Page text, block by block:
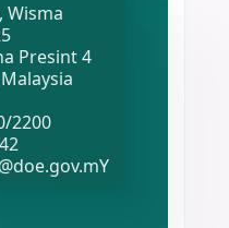
Wisma
Presint 4
2200